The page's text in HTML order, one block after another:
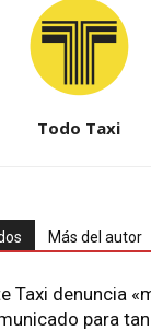
Todo Taxi
Más del autor
Taxi denuncia
para